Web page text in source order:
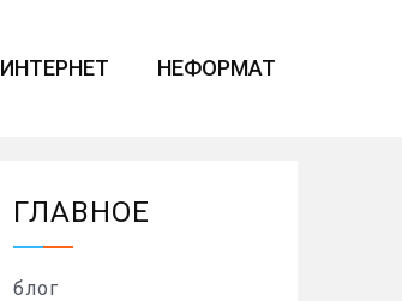
ИНТЕРНЕТ НЕФОРМАТ
ГЛАВНОЕ
блог